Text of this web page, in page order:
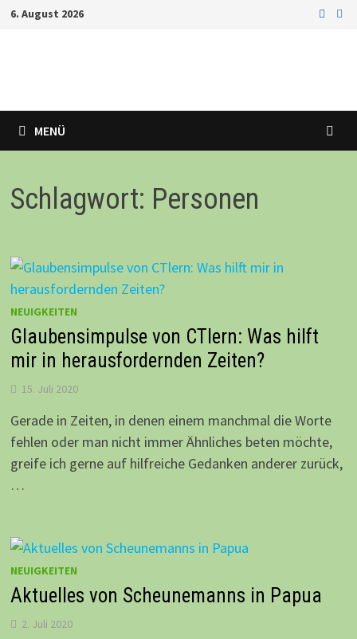
Zurück
6. August 2026
MENÜ
Schlagwort: Personen
NEUIGKEITEN
Glaubensimpulse von CTlern: Was hilft
mir in herausfordernden Zeiten?
15. Juli 2020
Gerade in Zeiten, in denen einem manchmal die Worte
fehlen oder man nicht immer Ähnliches beten möchte,
greife ich gerne auf hilfreiche Gedanken anderer zurück,
…
NEUIGKEITEN
Aktuelles von Scheunemanns in Papua
2. Juli 2020